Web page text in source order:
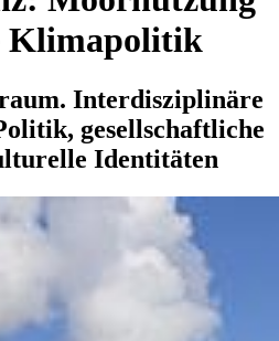
Klimapolitik
Interdisziplinäre
gesellschaftliche
Identitäten